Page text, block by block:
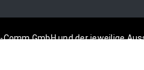
GmbH und der jeweilige